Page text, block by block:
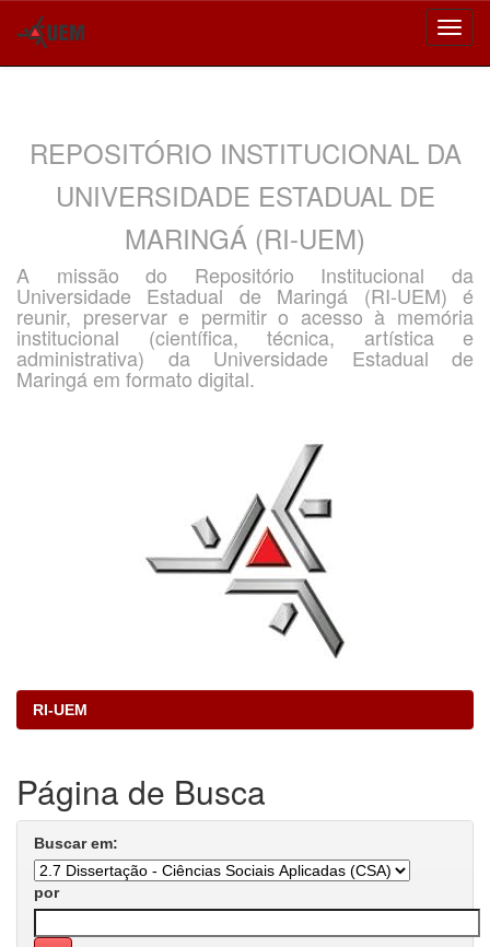
REPOSITÓRIO INSTITUCIONAL DA
UNIVERSIDADE ESTADUAL DE
MARINGÁ (RI-UEM)
A missão do Repositório Institucional da
Universidade Estadual de Maringá (RI-UEM) é
reunir, preservar e permitir o acesso à memória
institucional (científica, técnica, artística e
administrativa) da Universidade Estadual de
Maringá em formato digital.
RI-UEM
Página de Busca
Buscar em:
por